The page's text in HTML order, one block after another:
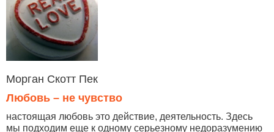
Морган Скотт Пек
Любовь – не чувство
настоящая любовь это действие, деятельность. Здесь
мы подходим еще к одному серьезному недоразумению